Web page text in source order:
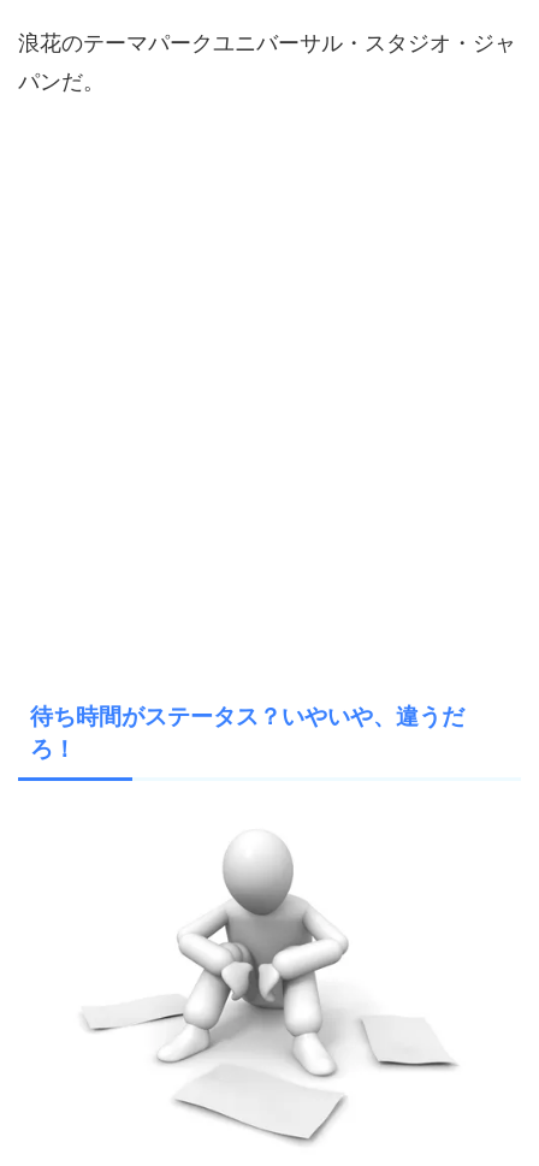
浪花のテーマパークユニバーサル・スタジオ・ジャ
パンだ。
待ち時間がステータス？いやいや、違うだ
ろ！